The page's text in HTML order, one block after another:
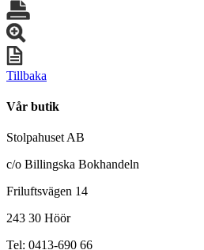
Tillbaka
Vår butik
Stolpahuset AB
c/o Billingska Bokhandeln
Friluftsvägen 14
243 30 Höör
Tel: 0413-690 66